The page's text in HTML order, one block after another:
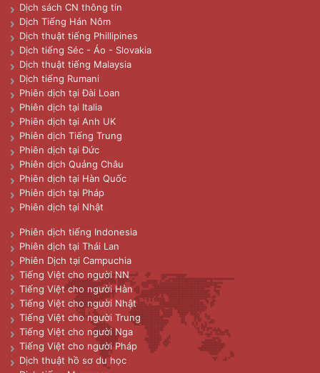
Dịch sách CN thông tin
Dịch Tiếng Hán Nôm
Dịch thuật tiếng Phillipines
Dịch tiếng Séc - Áo - Slovakia
Dịch thuật tiếng Malaysia
Dịch tiếng Rumani
Phiên dịch tại Đài Loan
Phiên dịch tại Italia
Phiên dịch tại Anh UK
Phiên dịch Tiếng Trung
Phiên dịch tại Đức
Phiên dịch Quảng Châu
Phiên dịch tại Hàn Quốc
Phiên dịch tại Pháp
Phiên dịch tại Nhật
Phiên dịch tiếng Indonesia
Phiên dịch tại Thái Lan
Phiên Dịch tại Campuchia
Tiếng Việt cho người NN
Tiếng Việt cho người Hàn
Tiếng Việt cho người Nhật
Tiếng Việt cho người Trung
Tiếng Việt cho người Nga
Tiếng Việt cho người Pháp
Dịch thuật hồ sơ du học